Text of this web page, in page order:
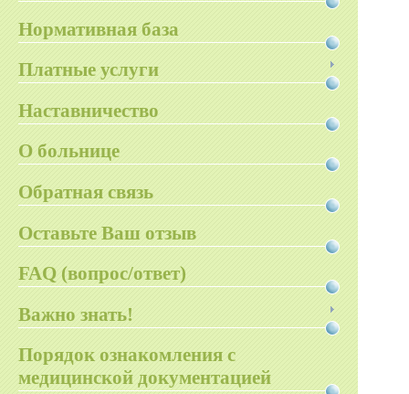
Нормативная база
Платные услуги
Наставничество
О больнице
Обратная связь
Оставьте Ваш отзыв
FAQ (вопрос/ответ)
Важно знать!
Порядок ознакомления с
медицинской документацией